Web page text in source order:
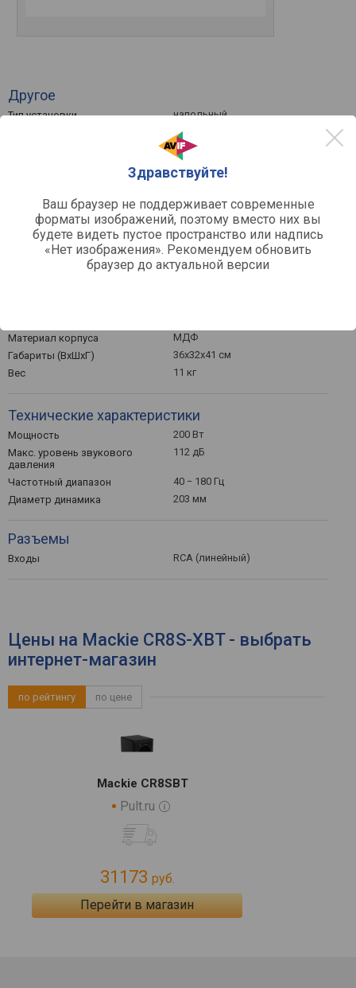
Здравствуйте!
Ваш браузер не поддерживает современные
форматы изображений, поэтому вместо них вы
будете видеть пустое пространство или надпись
«Нет изображения». Рекомендуем обновить
браузер до актуальной версии
Другое
Тип установки
напольный
активный
закрытого типа
концертный
Функции
Регулировка фазы
Регулировка уровня
Регулируемый кроссовер
Материал корпуса
МДФ
Габариты (ВхШхГ)
36x32x41 см
Вес
11 кг
Технические характеристики
Мощность
200 Вт
Макс. уровень звукового
давления
112 дБ
Частотный диапазон
40 − 180 Гц
Диаметр динамика
203 мм
Разъемы
Входы RCA (линейный)
Цены на Mackie CR8S-XBT - выбрать
интернет-магазин
по рейтингу по цене
Mackie CR8SBT
Pult.ru
31173 руб.
Перейти в магазин